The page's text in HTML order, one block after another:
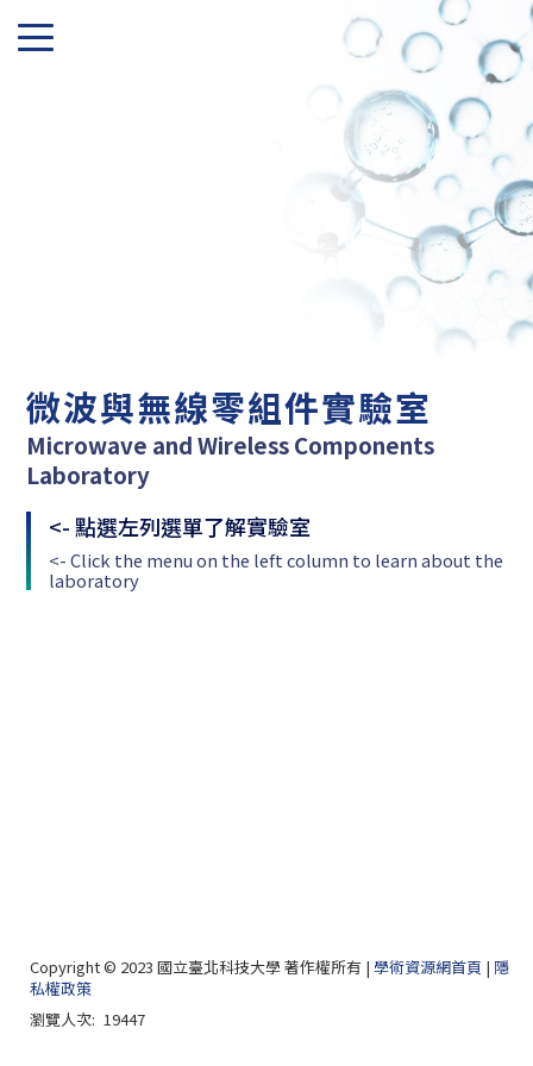
微波與無線零組件實驗室
Microwave and Wireless Components
Laboratory
<- 點選左列選單了解實驗室
<- Click the menu on the left column to learn about the
laboratory
Copyright © 2023 國立臺北科技大學 著作權所有 | 學術資源網首頁 | 隱
私權政策
瀏覽人次: 19447